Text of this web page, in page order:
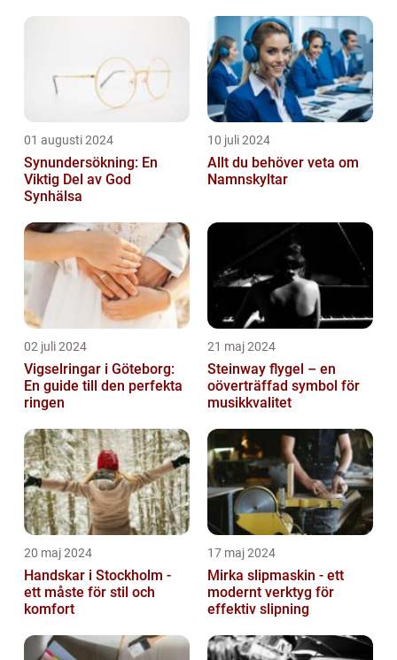
01 augusti 2024
Synundersökning: En
Viktig Del av God
Synhälsa
10 juli 2024
Allt du behöver veta om
Namnskyltar
02 juli 2024
Vigselringar i Göteborg:
En guide till den perfekta
ringen
21 maj 2024
Steinway flygel – en
oöverträffad symbol för
musikkvalitet
20 maj 2024
Handskar i Stockholm -
ett måste för stil och
komfort
17 maj 2024
Mirka slipmaskin - ett
modernt verktyg för
effektiv slipning